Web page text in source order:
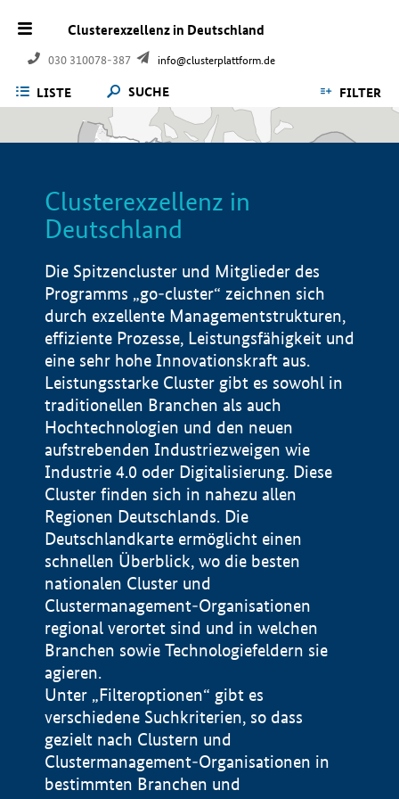
Clusterexzellenz in Deutschland
030 310078-387 info@clusterplattform.de
LISTE SUCHE FILTER
Clusterexzellenz in
Deutschland
Die Spitzencluster und Mitglieder des
Programms „go-cluster“ zeichnen sich
durch exzellente Managementstrukturen,
effiziente Prozesse, Leistungsfähigkeit und
eine sehr hohe Innovationskraft aus.
Leistungsstarke Cluster gibt es sowohl in
traditionellen Branchen als auch
Hochtechnologien und den neuen
aufstrebenden Industriezweigen wie
Industrie 4.0 oder Digitalisierung. Diese
Cluster finden sich in nahezu allen
Regionen Deutschlands. Die
Deutschlandkarte ermöglicht einen
schnellen Überblick, wo die besten
nationalen Cluster und
Clustermanagement-Organisationen
regional verortet sind und in welchen
Branchen sowie Technologiefeldern sie
agieren.
Unter „Filteroptionen“ gibt es
verschiedene Suchkriterien, so dass
gezielt nach Clustern und
Clustermanagement-Organisationen in
bestimmten Branchen und
Impressum
Datenschutzerklärung
BMWE, 2026 ©
100 km © Geobasis-DE / BKG 2015